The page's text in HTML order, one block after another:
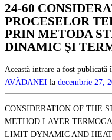
24-60
PROCESELOR
PRIN METODA
DINAMIC ŞI
Această intrare a fost publicată
AVĂDANEI la decembrie 27,
CONSIDERATION OF THE
METHOD LAYER
LIMIT DYNAMIC AND